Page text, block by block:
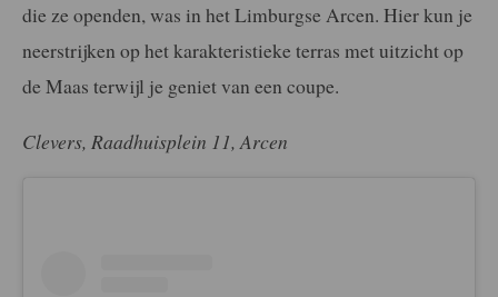
die ze openden, was in het Limburgse Arcen. Hier kun je
neerstrijken op het karakteristieke terras met uitzicht op
de Maas terwijl je geniet van een coupe.
Clevers, Raadhuisplein 11, Arcen